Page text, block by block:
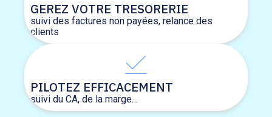
GEREZ VOTRE TRESORERIE
suivi des factures non payées, relance des
clients
PILOTEZ EFFICACEMENT
suivi du CA, de la marge…